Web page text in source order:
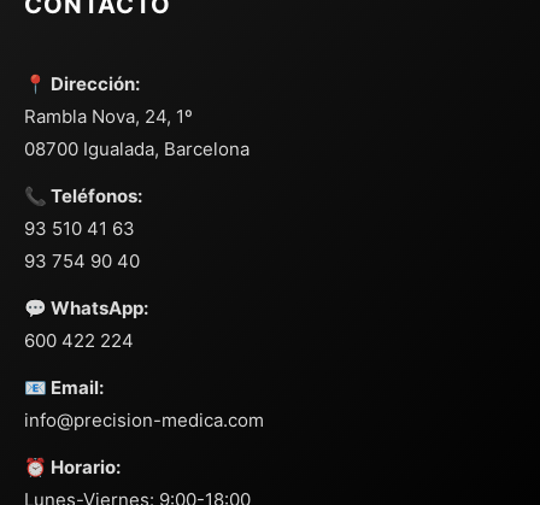
📍 Dirección:
Rambla Nova, 24, 1º
08700 Igualada, Barcelona
📞 Teléfonos:
93 510 41 63
93 754 90 40
💬 WhatsApp:
600 422 224
📧 Email:
info@precision-medica.com
⏰ Horario:
Lunes-Viernes: 9:00-18:00